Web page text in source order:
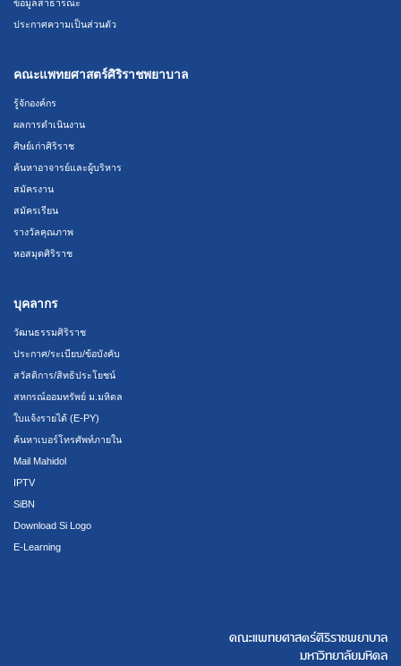
ข้อมูลสาธารณะ
ประกาศความเป็นส่วนตัว
คณะแพทยศาสตร์ศิริราชพยาบาล
รู้จักองค์กร
ผลการดำเนินงาน
ศิษย์เก่าศิริราช
ค้นหาอาจารย์และผู้บริหาร
สมัครงาน
สมัครเรียน
รางวัลคุณภาพ
หอสมุดศิริราช
บุคลากร
วัฒนธรรมศิริราช
ประกาศ/ระเบียบ/ข้อบังคับ
สวัสดิการ/สิทธิประโยชน์
สหกรณ์ออมทรัพย์ ม.มหิดล
ใบแจ้งรายได้ (E-PY)
ค้นหาเบอร์โทรศัพท์ภายใน
Mail Mahidol
IPTV
SiBN
Download Si Logo
E-Learning
คณะแพทยศาสตร์ศิริราชพยาบาล
มหาวิทยาลัยมหิดล